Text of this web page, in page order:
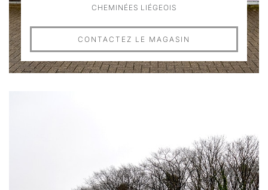
CHEMINÉES LIÉGEOIS
CONTACTEZ LE MAGASIN